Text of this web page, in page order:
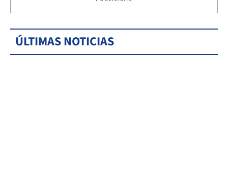
ÚLTIMAS NOTICIAS